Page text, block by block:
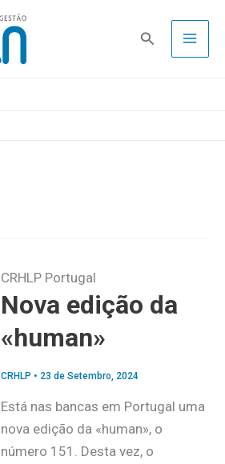
Pesquisa
CRHLP Portugal
Nova edição da
«human»
CRHLP • 23 de Setembro, 2024
Está nas bancas em Portugal uma
nova edição da «human», o
número 151. Desta vez, o